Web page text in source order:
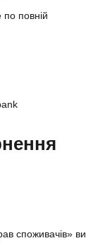
повній
споживачів» ви